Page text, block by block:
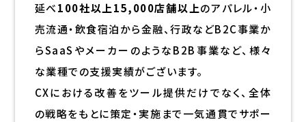
延べ100社以上15,000店舗以上のアパレル・小
売流通・飲食宿泊から金融、行政などB2C事業か
らSaaSやメーカーのようなB2B事業など、様々
な業種での支援実績がございます。
CXにおける改善をツール提供だけでなく、全体
の戦略をもとに策定・実施まで一気通貫でサポー